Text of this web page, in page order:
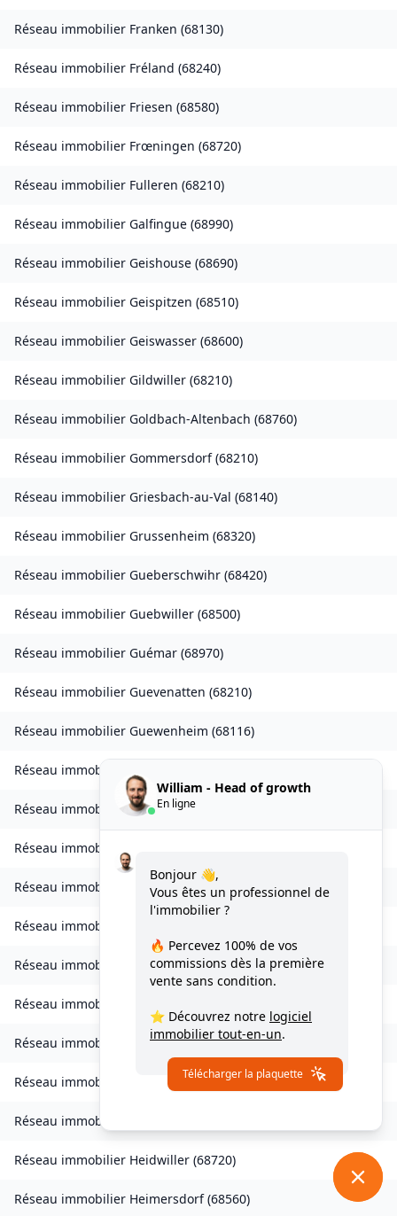
Réseau immobilier Franken (68130)
Réseau immobilier Fréland (68240)
Réseau immobilier Friesen (68580)
Réseau immobilier Frœningen (68720)
Réseau immobilier Fulleren (68210)
Réseau immobilier Galfingue (68990)
Réseau immobilier Geishouse (68690)
Réseau immobilier Geispitzen (68510)
Réseau immobilier Geiswasser (68600)
Réseau immobilier Gildwiller (68210)
Réseau immobilier Goldbach-Altenbach (68760)
Réseau immobilier Gommersdorf(68210)
Réseau immobilier Griesbach-au-Val (68140)
Réseau immobilier Grussenheim (68320)
Réseau immobilier Gueberschwihr (68420)
Réseau immobilier Guebwiller (68500)
Réseau immobilier Guémar (68970)
Réseau immobilier Guevenatten (68210)
Réseau immobilier Guewenheim (68116)
Réseau immobilier
Réseau immobilierGunsbach(
Réseau immobilier
Réseau immobilier Hagenbach(68210)
Réseau immobilier
Réseau immobilier Hagenthal-le-Haut(68220)
Réseau immobilier
Réseau immobilier Hausgauen(68130)
Réseau immobilier Hecken 68210)
Réseau immobilier
Réseau immobilier Heidwiller (68720)
Réseau immobilier Heimersdorf(68560)
William - Head of growth
En ligne
Bonjour 👋,
Vous êtes un professionnel de
l'immobilier ?
🔥 Percevez 100% de vos
commissions dès la première
vente sans condition.
⭐ Découvrez notre logiciel
immobilier tout-en-un.
Télécharger la plaquette